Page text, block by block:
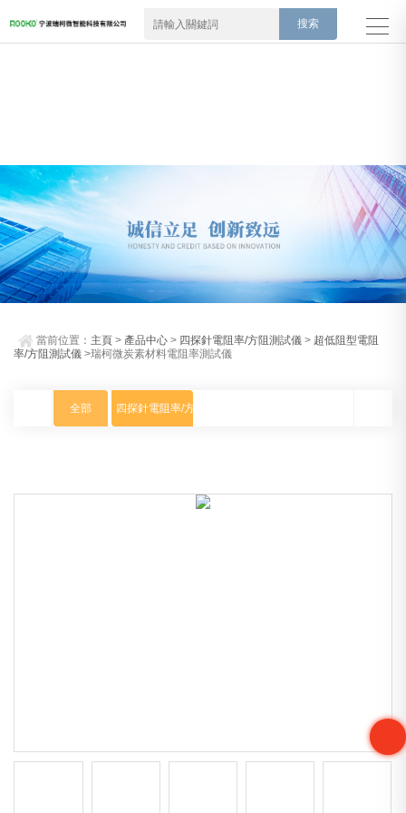
當前位置： 主頁 > 產品中心 > 四探針電阻率/方阻測試儀 > 超低阻型電阻
率/方阻測試儀 >瑞柯微炭素材料電阻率測試儀
全部 四探針電阻率/方阻測試儀